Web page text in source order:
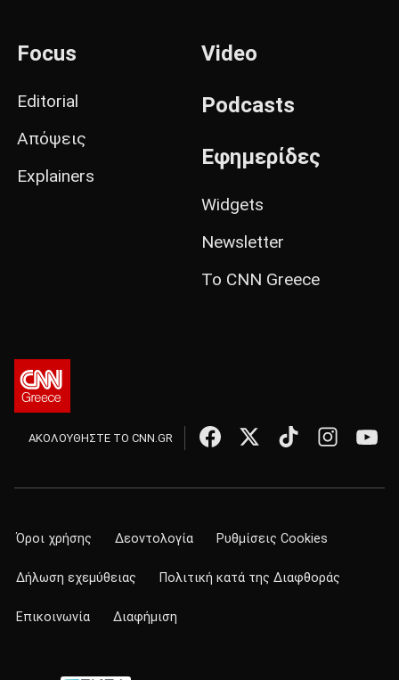
Focus
Editorial
Απόψεις
Explainers
Video
Podcasts
Εφημερίδες
Widgets
Newsletter
Το CNN Greece
ΑΚΟΛΟΥΘΗΣΤΕ ΤΟ CNN.GR
Όροι χρήσης Δεοντολογία Ρυθμίσεις Cookies
Δήλωση εχεμύθειας Πολιτική κατά της Διαφθοράς
Επικοινωνία Διαφήμιση